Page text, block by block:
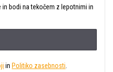
in bodi na tekočem z lepotnimi in
in Politiko zasebnosti.